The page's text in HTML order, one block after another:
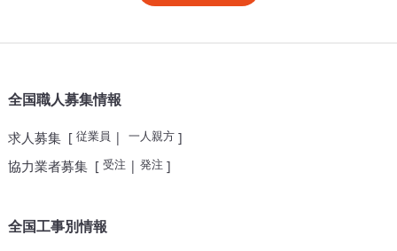
全国職人募集情報
求人募集[ 従業員| 一人親方]
協力業者募集[ 受注| 発注]
全国工事別情報